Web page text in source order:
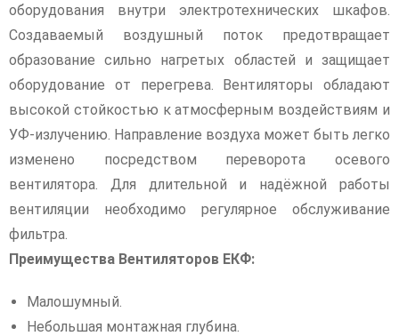
оборудования внутри электротехнических шкафов.
Создаваемый воздушный поток предотвращает
образование сильно нагретых областей и защищает
оборудование от перегрева. Вентиляторы обладают
высокой стойкостью к атмосферным воздействиям и
УФ-излучению. Направление воздуха может быть легко
изменено посредством переворота осевого
вентилятора. Для длительной и надёжной работы
вентиляции необходимо регулярное обслуживание
фильтра.
Преимущества Вентиляторов ЕКФ:
Малошумный.
Небольшая монтажная глубина.